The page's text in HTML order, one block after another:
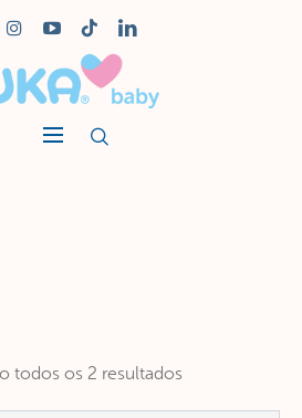
todos os 2 resultados